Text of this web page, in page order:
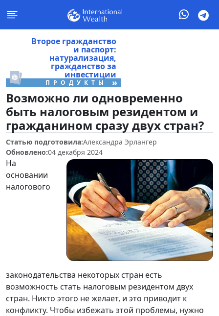
Второе гражданство
и паспорт:
натурализация,
гражданство за
инвестиции
ПРОДУКТЫ »
Возможно ли одновременно
быть налоговым резидентом и
гражданином сразу двух стран?
Статью подготовила:Александра Эрлангер
Обновлено:04 декабря 2024
На
основании
налогового
законодательства некоторых стран есть
возможность стать налоговым резидентом двух
стран. Никто этого не желает, и это приводит к
конфликту. Чтобы избежать этой проблемы, нужно